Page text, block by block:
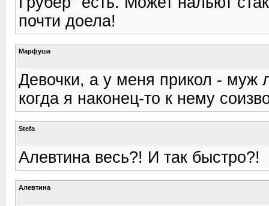
почти доела!
Марфуша
Девочки, а у меня прикол - муж
когда я наконец-то к нему
Stefa
Алевтина весь?! И так быстро?!
Алевтина